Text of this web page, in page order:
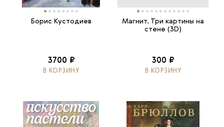
Борис Кустодиев
3700 ₽
В КОРЗИНУ
Магнит. Три картины на
стене (3D)
300 ₽
В КОРЗИНУ